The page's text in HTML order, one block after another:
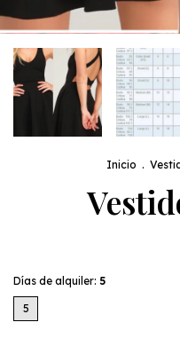
Inicio .
Días de alquiler: 5
5